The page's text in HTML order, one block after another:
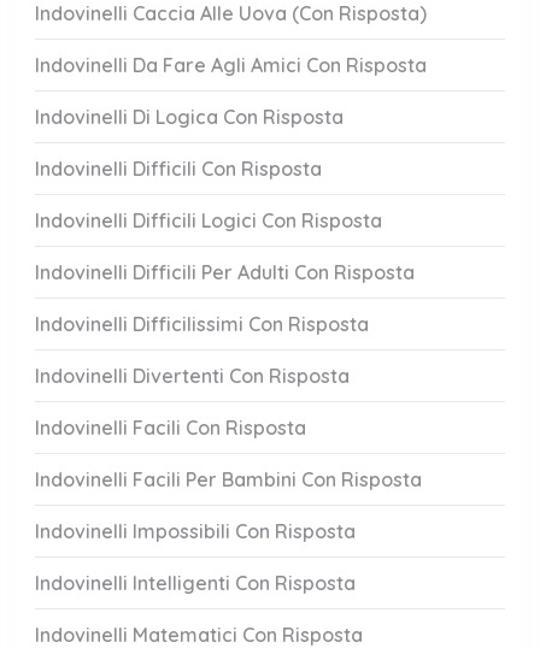
Indovinelli Caccia Alle Uova (Con Risposta)
Indovinelli Da Fare Agli Amici Con Risposta
Indovinelli Di Logica Con Risposta
Indovinelli Difficili Con Risposta
Indovinelli Difficili Logici Con Risposta
Indovinelli Difficili Per Adulti Con Risposta
Indovinelli Difficilissimi Con Risposta
Indovinelli Divertenti Con Risposta
Indovinelli Facili Con Risposta
Indovinelli Facili Per Bambini Con Risposta
Indovinelli Impossibili Con Risposta
Indovinelli Intelligenti Con Risposta
Indovinelli Matematici Con Risposta